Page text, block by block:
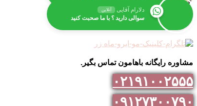
دلارام آقایی آنلاین
سوالی دارید ؟ با ما صحبت کنید
مشاوره رایگانه باهامون تماس بگیر.
۰۲۱۹۱۰۰۲۵۵۵
۰۹۱۲۷۳۰۰۷۹۰